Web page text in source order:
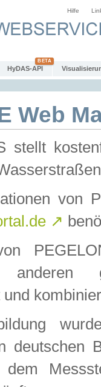
Hilfe
HyDAS-API
Web
stellt
von
↗
deutschen